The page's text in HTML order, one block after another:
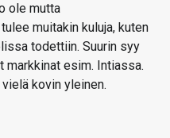
ole mutta
muitakin kuluja, kuten
todettiin. Suurin syy
markkinat esim. Intiassa.
kovin yleinen.